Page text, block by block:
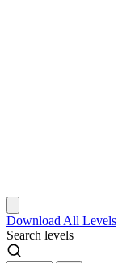
Download All Levels
Search levels